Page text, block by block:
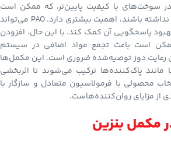
در سوخت‌های با کیفیت پایین‌تر، که ممکن است
خاصیت روان‌کنندگی کافی نداشته باشند، اهمیت بیشتری دارد. PAO می‌تواند
پاسخگویی آن کمک کند. با این حال، افزودن
است باعث تجمع مواد اضافی در سیستم
رعایت دوز توصیه‌شده ضروری است. این مکمل‌ها
مانند پاک‌کننده‌ها ترکیب می‌شوند تا اثربخشی
محصولی با فرمولاسیون متعادل و سازگار با
از مزایای روان‌کننده‌هاست.
مکمل بنزین